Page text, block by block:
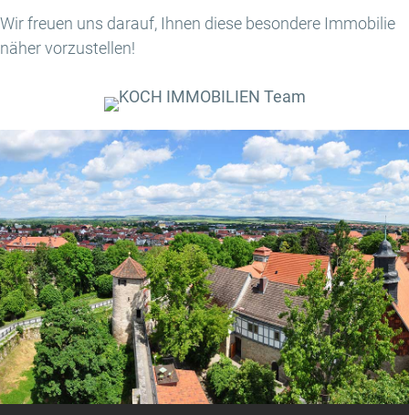
Wir freuen uns darauf, Ihnen diese besondere Immobilie
näher vorzustellen!